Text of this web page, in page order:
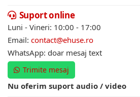
Suport online
Luni - Vineri: 10:00 - 17:00
Email: contact@ehuse.ro
WhatsApp: doar mesaj text
Trimite mesaj
Nu oferim suport audio / video